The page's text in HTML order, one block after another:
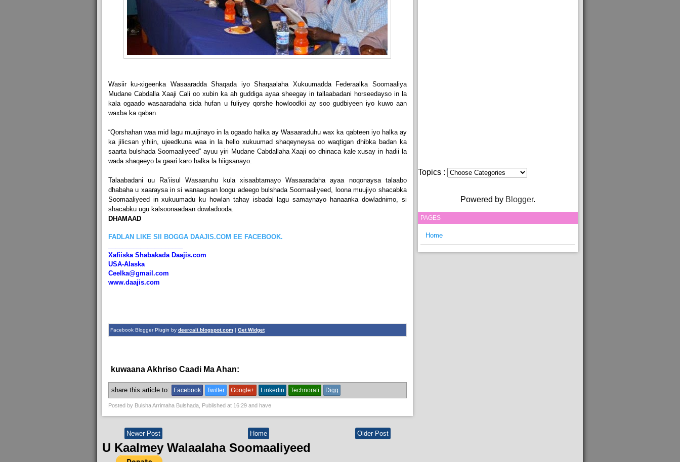
Wasiir ku-xigeenka Wasaaradda Shaqada iyo Shaqaalaha Xukuumadda Federaalka Soomaaliya
Mudane Cabdalla Xaaji Cali oo xubin ka ah guddiga ayaa sheegay in tallaabadani horseedayso in la
kala ogaado wasaaradaha sida hufan u fuliyey qorshe howloodkii ay soo gudbiyeen iyo kuwo aan
waxba ka qaban.
“Qorshahan waa mid lagu muujinayo in la ogaado halka ay Wasaaraduhu wax ka qabteen iyo halka ay
ka jilicsan yihiin, ujeedkuna waa in la hello xukuumad shaqeyneysa oo waqtigan dhibka badan ka
saarta bulshada Soomaaliyeed” ayuu yiri Mudane Cabdallaha Xaaji oo dhinaca kale xusay in hadii la
wada shaqeeyo la gaari karo halka la hiigsanayo.
Talaabadani uu Ra’iisul Wasaaruhu kula xisaabtamayo Wasaaradaha ayaa noqonaysa talaabo
dhabaha u xaaraysa in si wanaagsan loogu adeego bulshada Soomaaliyeed, loona muujiyo shacabka
Soomaaliyeed in xukuumadu ku howlan tahay isbadal lagu samaynayo hanaanka dowladnimo, si
shacabku ugu kalsoonaadaan dowladooda.
DHAMAAD
FADLAN LIKE SII BOGGA DAAJIS.COM EE FACEBOOK.
Xafiiska Shabakada Daajis.com
USA-Alaska
Ceelka@gmail.com
www.daajis.com
Facebook Blogger Plugin by deercali.blogspot.com| Get Widget
kuwaana Akhriso Caadi Ma Ahan:
share this article to: Facebook Twitter Google+ Linkedin Technorati Digg
Posted by Bulsha Arrimaha Bulshada, Published at 16:29and have
Newer Post Older Post
Home
U Kaalmey Walaalaha Soomaaliyeed
Topics :
Powered by Blogger.
PAGES
Home